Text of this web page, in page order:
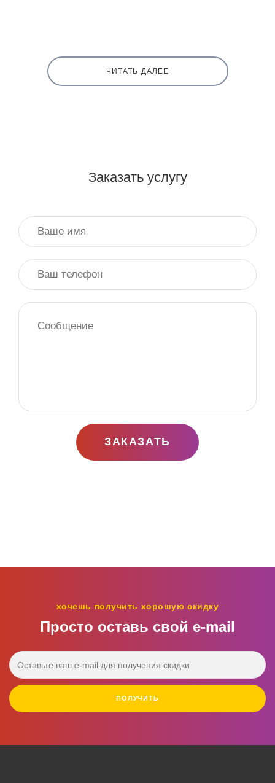
ЧИТАТЬ ДАЛЕЕ
Заказать услугу
ЗАКАЗАТЬ
хочешь получить хорошую скидку
Просто оставь свой e‑mail
ПОЛУЧИТЬ